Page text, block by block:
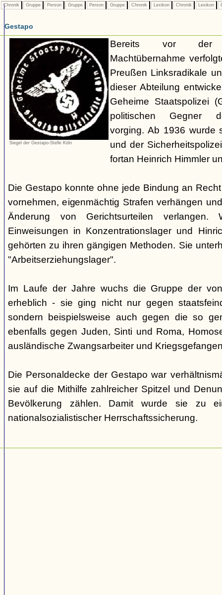
Chronik Gruppe Person Gruppe Person Gruppe Chronik Lexikon Chronik Lexikon
Gestapo
Siegel der Gestapo-Stelle Köln
Bereits vor der
Machtübernahme
Preußen Linksradikale
dieser Abteilung
Geheime Staatspolizei
politischen Gegner
vorging. Ab 1936 wurde
und der
fortan Heinrich Himmler
Die Gestapo konnte ohne jede Bindung an
vornehmen, eigenmächtig Strafen verhängen
Änderung von Gerichtsurteilen verlangen.
Einweisungen in Konzentrationslager und
gehörten zu ihren gängigen Methoden. Sie
"Arbeitserziehungslager".
Im Laufe der Jahre wuchs die Gruppe der
erheblich - sie ging nicht nur gegen
sondern beispielsweise auch gegen die so
ebenfalls gegen Juden, Sinti und Roma,
ausländische Zwangsarbeiter und
Die Personaldecke der Gestapo war
sie auf die Mithilfe zahlreicher Spitzel und
Bevölkerung zählen. Damit wurde sie zu
nationalsozialistischer Herrschaftssicherung.